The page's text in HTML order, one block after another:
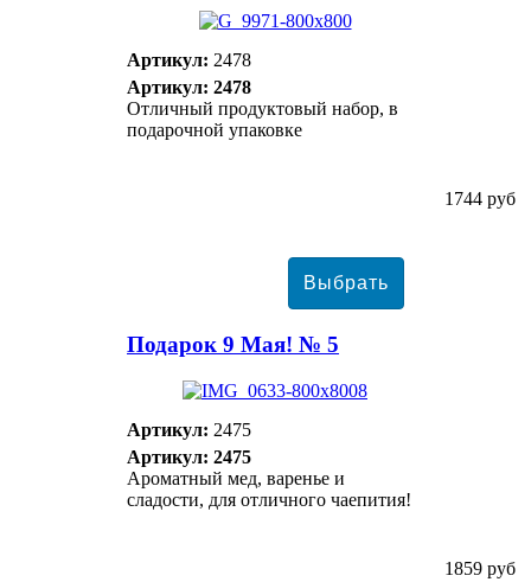
Артикул: 2478
Артикул: 2478
Отличный продуктовый набор, в
подарочной упаковке
1744 руб
Подарок 9 Мая! № 5
Артикул: 2475
Артикул: 2475
Ароматный мед, варенье и
сладости, для отличного чаепития!
1859 руб